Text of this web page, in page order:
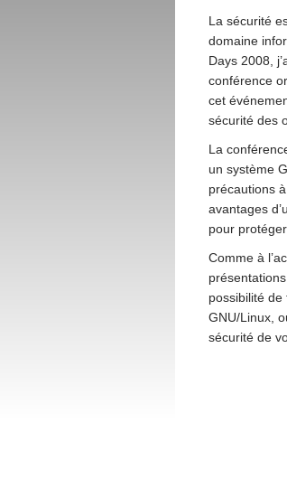
La sécurité
domaine
Days 2008,
conférence
cet
sécurité des
La
un système
précautions
avantages
pour
Comme à
possibilité
GNU/Linux,
sécurité de